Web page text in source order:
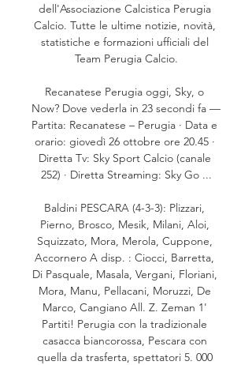
dell'Associazione Calcistica Perugia
Calcio. Tutte le ultime notizie, novità,
statistiche e formazioni ufficiali del
Team Perugia Calcio.
Recanatese Perugia oggi, Sky, o
Now? Dove vederla in 23 secondi fa —
Partita: Recanatese – Perugia · Data e
orario: giovedì 26 ottobre ore 20.45 ·
Diretta Tv: Sky Sport Calcio (canale
252) · Diretta Streaming: Sky Go ...
Baldini PESCARA (4-3-3): Plizzari,
Pierno, Brosco, Mesik, Milani, Aloi,
Squizzato, Mora, Merola, Cuppone,
Accornero A disp. : Ciocci, Barretta,
Di Pasquale, Masala, Vergani, Floriani,
Mora, Manu, Pellacani, Moruzzi, De
Marco, Cangiano All. Z. Zeman 1'
Partiti! Perugia con la tradizionale
casacca biancorossa, Pescara con
quella da trasferta, spettatori 5. 000